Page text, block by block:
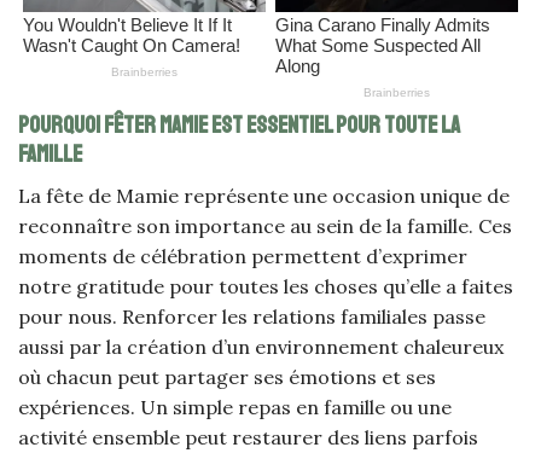
Pourquoi fêter Mamie est essentiel pour toute la
famille
La fête de Mamie représente une occasion unique de
reconnaître son importance au sein de la famille. Ces
moments de célébration permettent d’exprimer
notre gratitude pour toutes les choses qu’elle a faites
pour nous. Renforcer les relations familiales passe
aussi par la création d’un environnement chaleureux
où chacun peut partager ses émotions et ses
expériences. Un simple repas en famille ou une
activité ensemble peut restaurer des liens parfois